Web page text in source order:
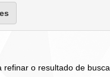
refinar o resultado de busca.